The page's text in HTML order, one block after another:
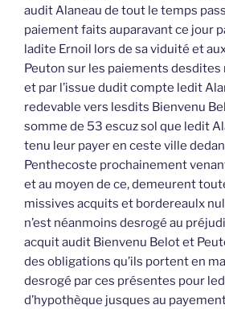
audit Alaneau de tout le temps
paiement faits auparavant ce jour
ladite Ernoil lors de sa viduité et
Peuton sur les paiements desdites
et par l’issue dudit compte ledit
redevable vers lesdits Bienvenu
somme de 53 escuz sol que ledit
tenu leur payer en ceste ville
Penthecoste prochainement
et au moyen de ce, demeurent
missives acquits et bordereaulx
n’est néanmoins desrogé au
acquit audit Bienvenu Belot et
des obligations qu’ils portent en
desrogé par ces présentes pour
d’hypothèque jusques au